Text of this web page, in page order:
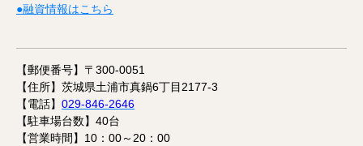
●融資情報はこちら
【郵便番号】〒300-0051
【住所】茨城県土浦市真鍋6丁目2177-3
【電話】 029-846-2646
【駐車場台数】40台
【営業時間】10：00～20：00